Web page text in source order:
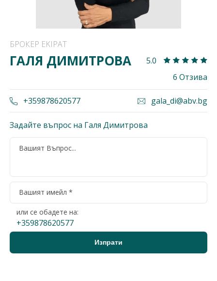
БРОКЕР EKIPAT
ГАЛЯ ДИМИТРОВА
5.0
6 Отзива
+359878620577 gala_di@abv.bg
Задайте въпрос на Галя Димитрова
или се обадете на:
+359878620577